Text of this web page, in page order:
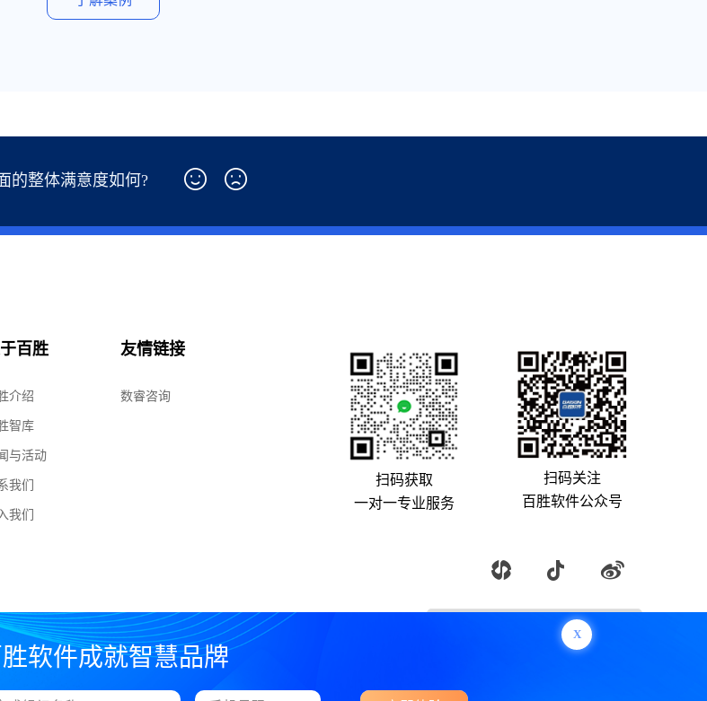
X
胜软件成就智慧品牌
的整体满意度如何?
百胜
介绍
智库
与活动
我们
我们
友情链接
数睿咨询
扫码获取
一对一专业服务
扫码关注
百胜软件公众号